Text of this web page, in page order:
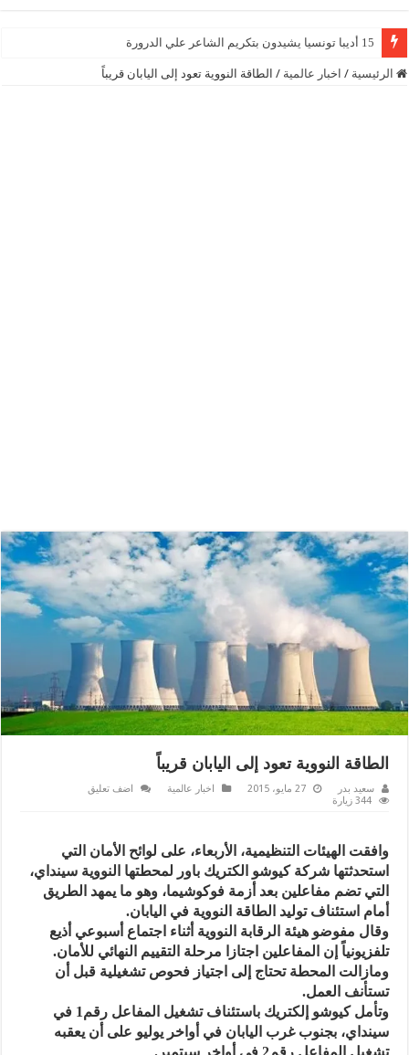
15 أديبا تونسيا يشيدون بتكريم الشاعر علي الدرورة
الرئيسية / اخبار عالمية / الطاقة النووية تعود إلى اليابان قريباً
الطاقة النووية تعود إلى اليابان قريباً
سعيد بدر 27 مايو، 2015 اخبار عالمية
اضف تعليق
344 زيارة
وافقت الهيئات التنظيمية، الأربعاء، على لوائح الأمان التي
استحدثتها شركة كيوشو الكتريك باور لمحطتها النووية سينداي،
التي تضم مفاعلين بعد أزمة فوكوشيما، وهو ما يمهد الطريق
أمام استئناف توليد الطاقة النووية في اليابان.
وقال مفوضو هيئة الرقابة النووية أثناء اجتماع أسبوعي أذيع
تلفزيونياً إن المفاعلين اجتازا مرحلة التقييم النهائي للأمان.
ومازالت المحطة تحتاج إلى اجتياز فحوص تشغيلية قبل أن
تستأنف العمل.
وتأمل كيوشو إلكتريك باستئناف تشغيل المفاعل رقم1 في
سينداي، بجنوب غرب اليابان في أواخر يوليو على أن يعقبه
تشغيل المفاعل رقم2 في أواخر سبتمبر.